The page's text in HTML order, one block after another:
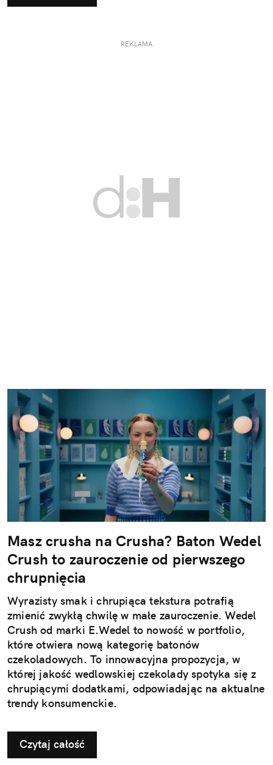
REKLAMA
Masz crusha na Crusha? Baton Wedel
Crush to zauroczenie od pierwszego
chrupnięcia
Wyrazisty smak i chrupiąca tekstura potrafią
zmienić zwykłą chwilę w małe zauroczenie. Wedel
Crush od marki E.Wedel to nowość w portfolio,
które otwiera nową kategorię batonów
czekoladowych. To innowacyjna propozycja, w
której jakość wedlowskiej czekolady spotyka się z
chrupiącymi dodatkami, odpowiadając na aktualne
trendy konsumenckie.
Czytaj całość